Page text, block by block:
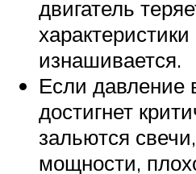
двигатель
изнашивается.
Если давление
достигнет
зальются
мощности,